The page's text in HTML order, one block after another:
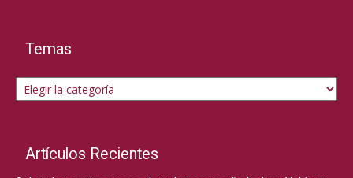
Temas
Temas
Artículos Recientes